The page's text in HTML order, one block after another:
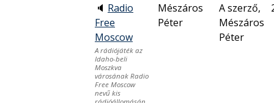
🔈 Radio
Free
Moscow
A rádiójáték az
Idaho-beli
Moszkva
városának Radio
Free Moscow
nevű kis
Mészáros
Péter
A szerző,
Mészáros
Péter